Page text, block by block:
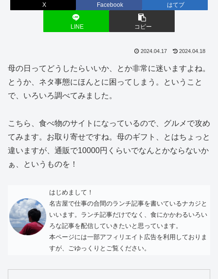
X Facebook はてブ
LINE コピー
2024.04.17 2024.04.18
母の日ってどうしたらいいか、とか非常に迷いますよね。
とうか、ネタ事態にほんとに困ってしまう。ということ
で、いろいろ調べてみました。
こちら、食べ物のサイトになっているので、グルメで攻め
てみます。お取り寄せですね。母のギフト、とはちょっと
違いますが、通販で10000円くらいでなんとかならないか
ぁ、というものを！
はじめまして！
名古屋で仕事の合間のランチ記事を書いているナカジと
いいます。ランチ記事だけでなく、食にかかわるいろい
ろな記事を配信していきたいと思っています。
本ページには一部アフィリエイト広告を利用しておりま
すが、ごゆっくりとご覧ください。